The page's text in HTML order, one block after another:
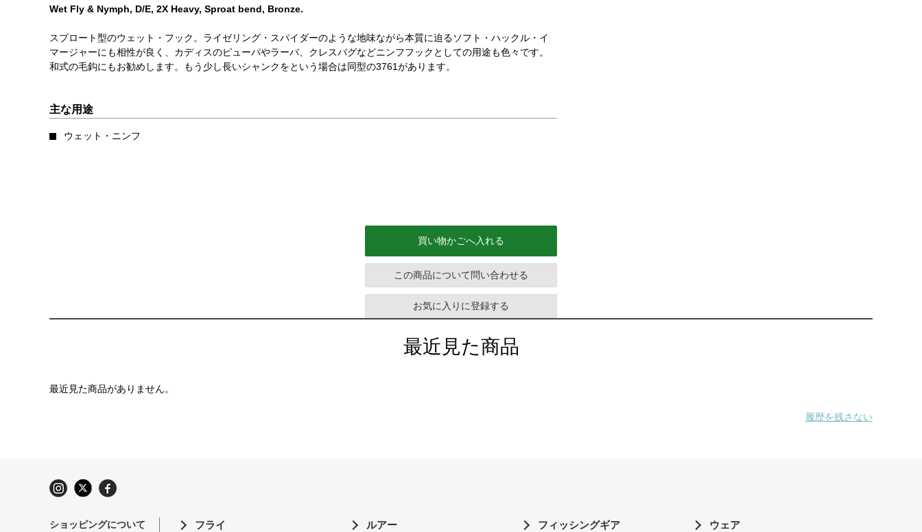
Wet Fly & Nymph, D/E, 2X Heavy, Sproat bend, Bronze.
スプロート型のウェット・フック。ライゼリング・スパイダーのような地味ながら本質に迫るソフト・ハックル・イ
マージャーにも相性が良く、カディスのピューパやラーバ、クレスバグなどニンフフックとしての用途も色々です。
和式の毛鈎にもお勧めします。もう少し長いシャンクをという場合は同型の3761があります。
主な用途
ウェット・ニンフ
買い物かごへ入れる
この商品について問い合わせる
お気に入りに登録する
最近見た商品
最近見た商品がありません。
履歴を残さない
ショッピングについて フライ ルアー フィッシングギア ウェア